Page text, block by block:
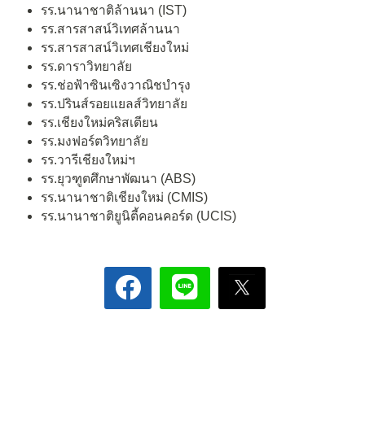
รร.นานาชาติล้านนา (IST)
รร.สารสาสน์วิเทศล้านนา
รร.สารสาสน์วิเทศเชียงใหม่
รร.ดาราวิทยาลัย
รร.ช่อฟ้าซินเซิงวาณิชบำรุง
รร.ปรินส์รอยแยลส์วิทยาลัย
รร.เชียงใหม่คริสเตียน
รร.มงฟอร์ตวิทยาลัย
รร.วารีเชียงใหม่ฯ
รร.ยุวฑูตศึกษาพัฒนา (ABS)
รร.นานาชาติเชียงใหม่ (CMIS)
รร.นานาชาติยูนิตี้คอนคอร์ด (UCIS)